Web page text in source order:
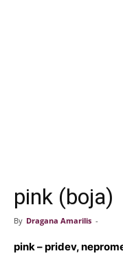
pink (boja)
By Dragana Amarilis -
pink – pridev,